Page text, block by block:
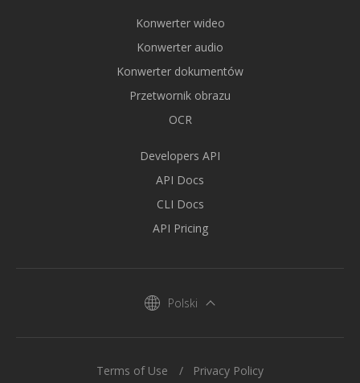
Konwerter wideo
Konwerter audio
Konwerter dokumentów
Przetwornik obrazu
OCR
Developers API
API Docs
CLI Docs
API Pricing
Polski
Terms of Use Privacy Policy